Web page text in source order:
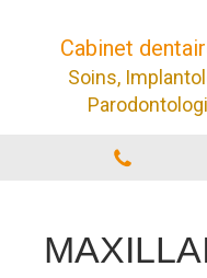
Cabinet
Soins,